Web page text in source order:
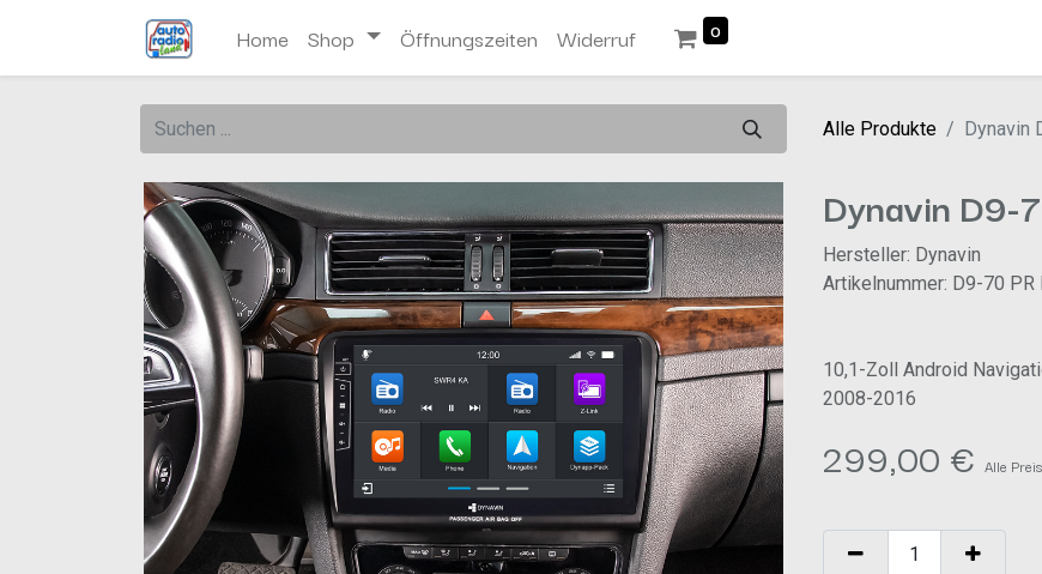
Home Shop Öffnungszeiten Widerruf 0
Alle Produkte Dynavin
Dynavin D9-
Hersteller: Dynavin
Artikelnummer: D9-70 PR
10,1-Zoll Android
2008-2016
299,00 € Alle